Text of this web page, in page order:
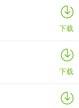
下载
下载